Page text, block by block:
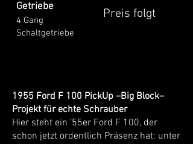
Getriebe
4 Gang
Schaltgetriebe
Preis folgt
1955 Ford F 100 PickUp –Big Block–
Projekt für echte Schrauber
Hier steht ein ’55er Ford F 100, der
schon jetzt ordentlich Präsenz hat: unter